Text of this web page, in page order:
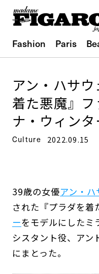
Fashion Paris
アン・ハサ
着た悪魔』
ナ・ウィンタ
Culture 2022.09.15
39歳の女優アン・ハ
された『プラダを着
ーをモデルにしたミ
シスタント役、アン
にまとった。